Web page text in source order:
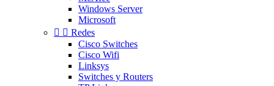
Windows Server
Microsoft
  Redes
Cisco Switches
Cisco Wifi
Linksys
Switches y Routers